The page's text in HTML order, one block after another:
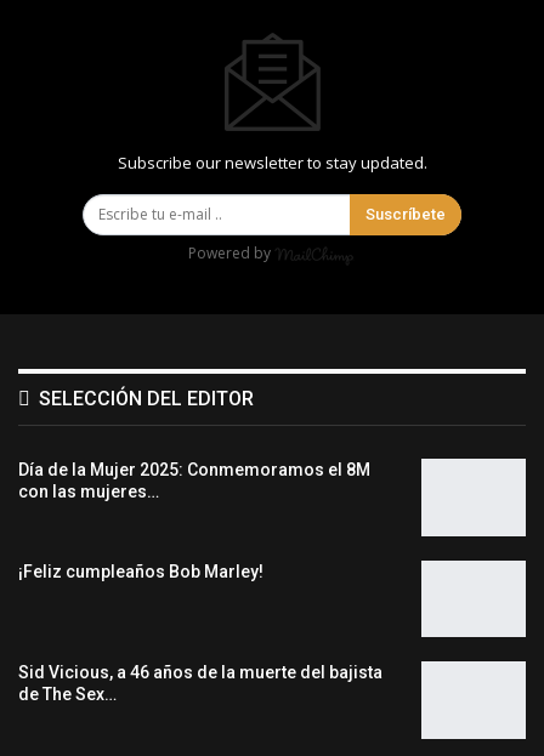
Subscribe our newsletter to stay updated.
Suscríbete
Powered by
SELECCIÓN DEL EDITOR
Día de la Mujer 2025: Conmemoramos el 8M
con las mujeres…
¡Feliz cumpleaños Bob Marley!
Sid Vicious, a 46 años de la muerte del bajista
de The Sex…